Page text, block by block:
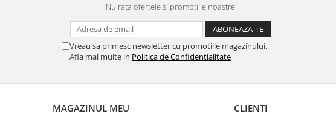
Nu rata ofertele si promotiile noastre
Vreau sa primesc newsletter cu promotiile magazinului.
Afla mai multe in Politica de Confidentialitate
MAGAZINUL MEU CLIENTI